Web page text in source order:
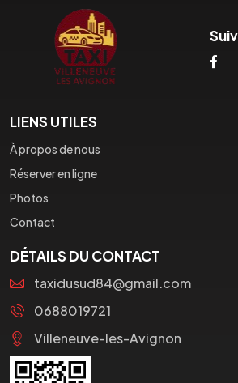
LIENS UTILES
À propos de nous
Réserver en ligne
Photos
Contact
DÉTAILS DU CONTACT
taxidusud84@gmail.com
0688019721
Villeneuve-les-Avignon